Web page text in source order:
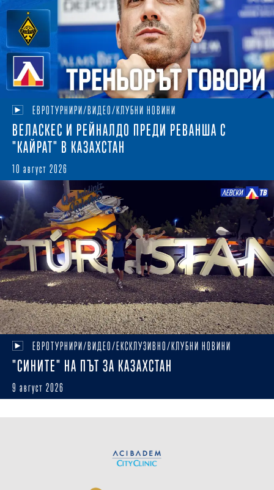
ЕВРОТУРНИРИ/ВИДЕО/КЛУБНИ НОВИНИ
ВЕЛАСКЕС И РЕЙНАЛДО ПРЕДИ РЕВАНША С
"КАЙРАТ" В КАЗАХСТАН
10 август 2026
ЕВРОТУРНИРИ/ВИДЕО/ЕКСКЛУЗИВНО/КЛУБНИ НОВИНИ
"СИНИТЕ" НА ПЪТ ЗА КАЗАХСТАН
9 август 2026